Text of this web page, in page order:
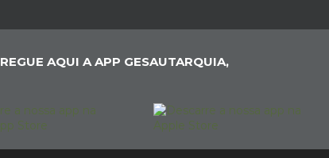
AQUI A APP GESAUTARQUIA,